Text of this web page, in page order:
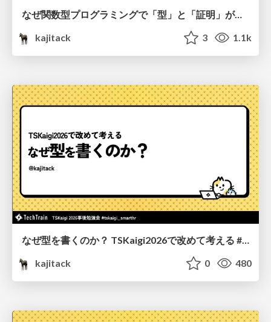
なぜ関数型プログラミングで「型」と「証明」が語られるのか #fp_matsuri
kajitack
3 1.1k
なぜ型を書くのか？ TSKaigi2026で改めて考える #tskaigi_smarthr
kajitack
0 480